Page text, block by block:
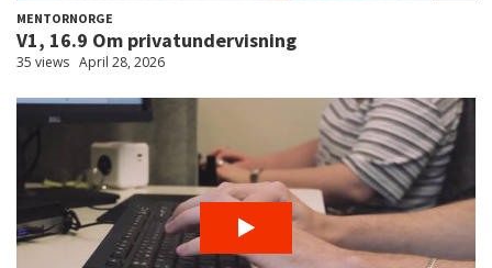
MENTORNORGE
V1, 16.9 Om privatundervisning
35 views April 28, 2026